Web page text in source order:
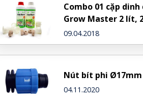
Combo 01 cặp
Grow Master 2 lít,
nhựa, 20 viên nén
09.04.2018
Nút bít phi Ø17mm
04.11.2020